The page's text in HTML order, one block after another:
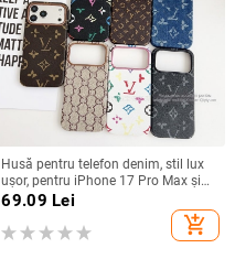
Husă pentru telefon denim, stil lux
ușor, pentru iPhone 17 Pro Max și
iPhone 16, cu acoperire totală
69.09 Lei
add_shopping_cart